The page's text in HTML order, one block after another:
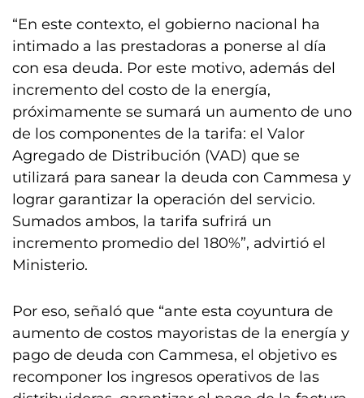
“En este contexto, el gobierno nacional ha
intimado a las prestadoras a ponerse al día
con esa deuda. Por este motivo, además del
incremento del costo de la energía,
próximamente se sumará un aumento de uno
de los componentes de la tarifa: el Valor
Agregado de Distribución (VAD) que se
utilizará para sanear la deuda con Cammesa y
lograr garantizar la operación del servicio.
Sumados ambos, la tarifa sufrirá un
incremento promedio del 180%”, advirtió el
Ministerio.
Por eso, señaló que “ante esta coyuntura de
aumento de costos mayoristas de la energía y
pago de deuda con Cammesa, el objetivo es
recomponer los ingresos operativos de las